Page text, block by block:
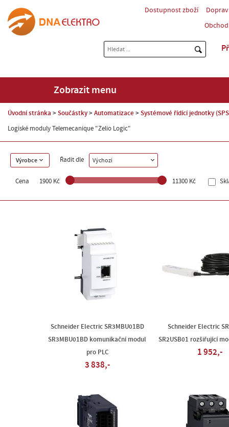
Dostupnost zboží
Zobrazit menu
Úvodní stránka Součástky Automatizace Systémové řídící jednotky
Logiské moduly Telemecanique "Zelio Logic"
Výrobce Řadit dle Výchozí
Cena 1900 Kč 11300 Kč
Schneider Electric SR3MBU01BD
SR3MBU01BD komunikační modul
pro PLC
3 838,-
Schneider Electric
SR2USB01 rozšiřující
1 952,-